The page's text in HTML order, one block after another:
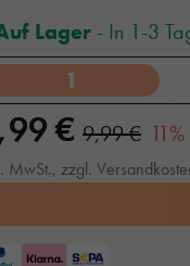
Lager - In 1-3
1
€ 9,99 €
MwSt., zzgl.